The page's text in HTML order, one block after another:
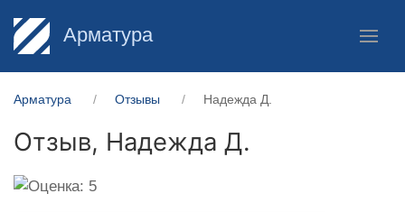
Арматура
Арматура Отзывы Надежда Д.
Отзыв, Надежда Д.